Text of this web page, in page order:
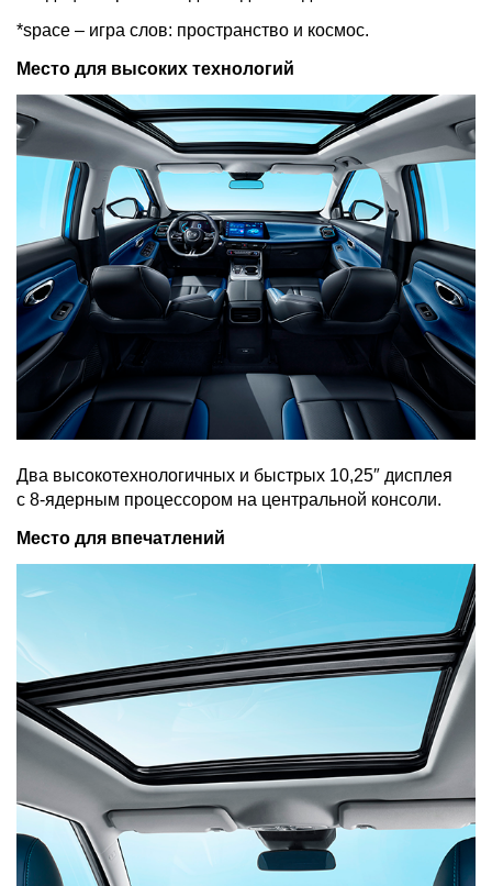
*space – игра слов: пространство и космос.
Место для высоких технологий
Два высокотехнологичных и быстрых 10,25″ дисплея
с 8-ядерным процессором на центральной консоли.
Место для впечатлений